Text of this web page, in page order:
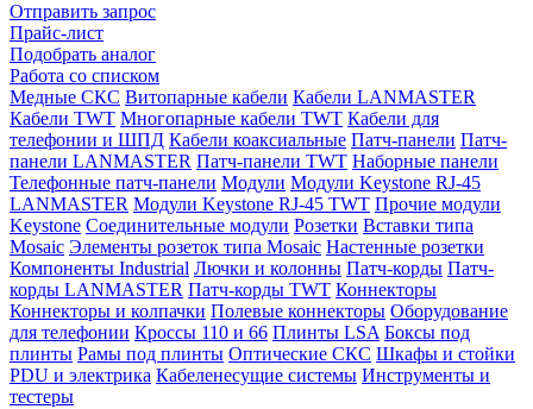
Отправить запрос
Прайс-лист
Подобрать аналог
Работа со списком
Медные СКС Витопарные кабели Кабели LANMASTER
Кабели TWT Многопарные кабели TWT Кабели для
телефонии и ШПД Кабели коаксиальные Патч-панели Патч-
панели LANMASTER Патч-панели TWT Наборные панели
Телефонные патч-панели Модули Модули Keystone RJ-45
LANMASTER Модули Keystone RJ-45 TWT Прочие модули
Keystone Соединительные модули Розетки Вставки типа
Mosaic Элементы розеток типа Mosaic Настенные розетки
Компоненты Industrial Лючки и колонны Патч-корды Патч-
корды LANMASTER Патч-корды TWT Коннекторы
Коннекторы и колпачки Полевые коннекторы Оборудование
для телефонии Кроссы 110 и 66 Плинты LSA Боксы под
плинты Рамы под плинты Оптические СКС Шкафы и стойки
PDU и электрика Кабеленесущие системы Инструменты и
тестеры